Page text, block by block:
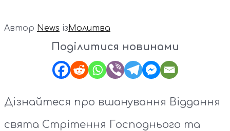
Автор News ізМолитва
Поділитися новинами
Дізнайтеся про вшанування Віддання
свята Стрітення Господнього та